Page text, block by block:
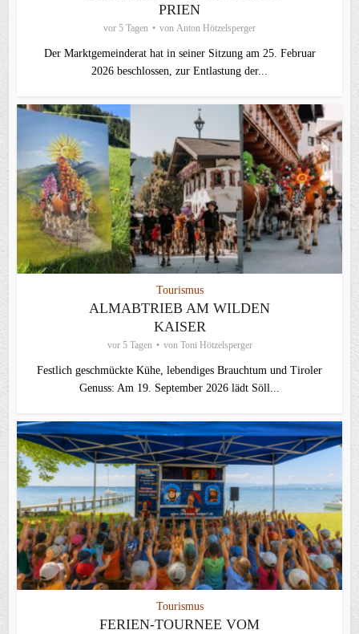
PRIEN
vor 5 Tagen von Anton Hötzelsperger
Der Marktgemeinderat hat in seiner Sitzung am 25. Februar
2026 beschlossen, zur Entlastung der...
Tourismus
ALMABTRIEB AM WILDEN
KAISER
vor 5 Tagen von Toni Hötzelsperger
Festlich geschmückte Kühe, lebendiges Brauchtum und Tiroler
Genuss: Am 19. September 2026 lädt Söll...
Tourismus
FERIEN-TOURNEE VOM